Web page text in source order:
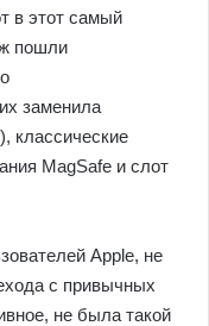
в этот самый
пошли
заменила
классические
MagSafe и слот
Apple, не
с привычных
не была такой